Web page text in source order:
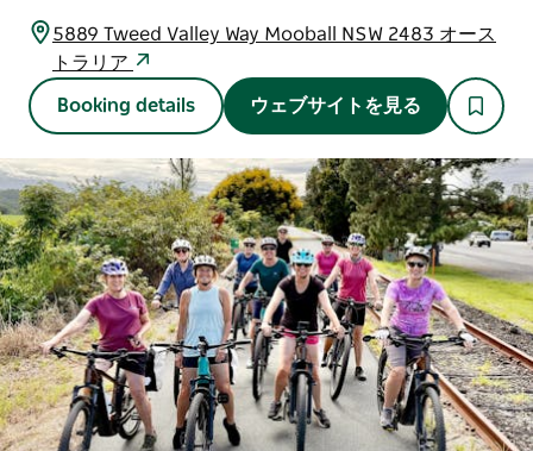
5889 Tweed Valley Way Mooball NSW 2483 オース
トラリア
Booking details ウェブサイトを見る